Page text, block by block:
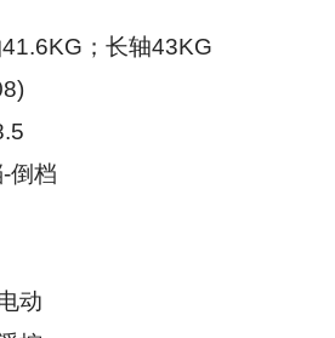
；长轴43KG
倒档
动